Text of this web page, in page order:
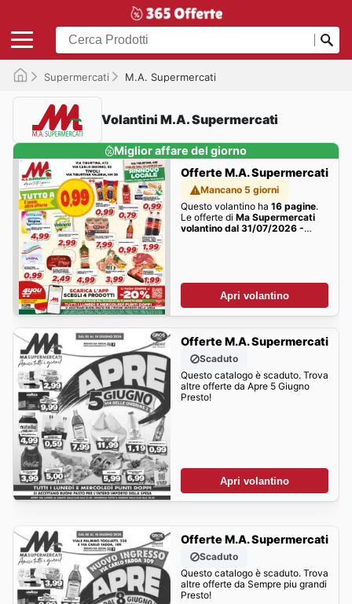
Supermercati M.A. Supermercati
Volantini M.A. Supermercati
Miglior affare del giorno
Offerte M.A. Supermercati
Mancano 5 giorni
Questo volantino ha 16 pagine.
Le offerte di Ma Supermercati
volantino dal 31/07/2026 -
Apri volantino
Offerte M.A. Supermercati
Scaduto
Questo catalogo è scaduto. Trova
altre offerte da Apre 5 Giugno
Presto!
Apri volantino
Offerte M.A. Supermercati
Scaduto
Questo catalogo è scaduto. Trova
altre offerte da Sempre piu grandi
Presto!